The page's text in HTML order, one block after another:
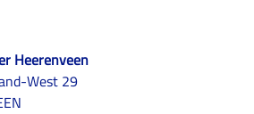
Heerenveen
West 29